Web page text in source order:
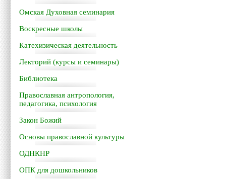
Омская Духовная семинария
Воскресные школы
Катехизическая деятельность
Лекторий (курсы и семинары)
Библиотека
Православная антропология,
педагогика, психология
Закон Божий
Основы православной культуры
ОДНКНР
ОПК для дошкольников